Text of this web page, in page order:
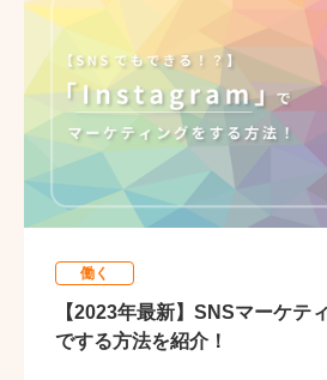
働く
【2023年最新】SNSマーケテ
でする方法を紹介！